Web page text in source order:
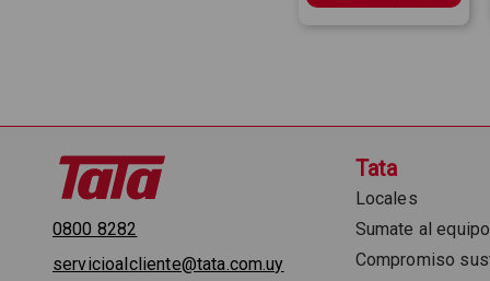
0800 8282
servicioalcliente@tata.com.uy
Tata
Locales
Sumate al equipo
Compromiso